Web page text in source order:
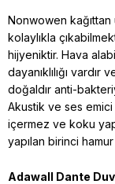
Nonwowen
kolaylıkla
hijyeniktir. Hava
dayanıklılığı vardır
doğaldır anti-
Akustik ve ses
içermez ve koku
yapılan birinci hamur
Adawall Dante